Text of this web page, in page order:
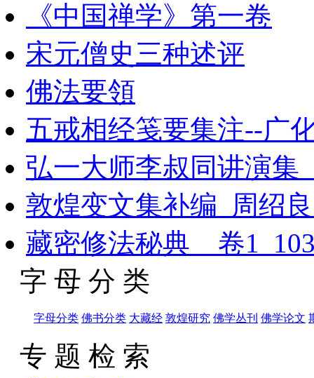
《中国禅学》第一卷
宋元僧史三种述评
佛法要領
五戒相经笺要集注--广
弘一大师李叔同讲演集
敦煌变文集补编_周绍
藏密修法秘典__卷
字 母 分 类
字母分类 佛书分类 大藏经 敦煌研究 佛学丛刊 佛学论文
专 题 检 索